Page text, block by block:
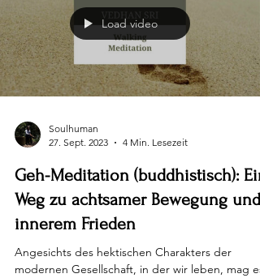
Load video
Soulhuman
27. Sept. 2023
4 Min. Lesezeit
Weg zu achtsamer Bewegung und